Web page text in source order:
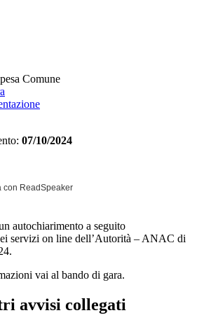
Comune
07/10/2024
con ReadSpeaker
autochiarimento a seguito
servizi on line dell’Autorità – ANAC di
vai al bando di gara.
avvisi collegati